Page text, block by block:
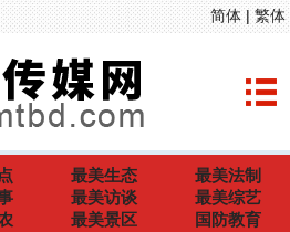
简体| 繁体
最美生态
最美法制
最美访谈
最美综艺
最美景区
国防教育